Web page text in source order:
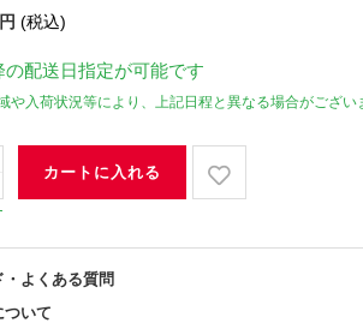
円 (税込)
の配送日指定が可能です
や入荷状況等により、上記日程と異なる場合がござい
カートに入れる
・よくある質問
ついて